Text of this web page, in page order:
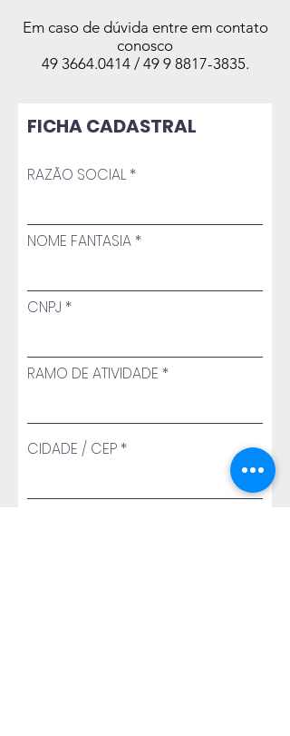
Em caso de dúvida entre em contato
conosco
49 3664.0414/ 49 9 8817-3835.
FICHA CADASTRAL
RAZÃO SOCIAL
NOME FANTASIA
CNPJ
RAMO DE ATIVIDADE
CIDADE / CEP